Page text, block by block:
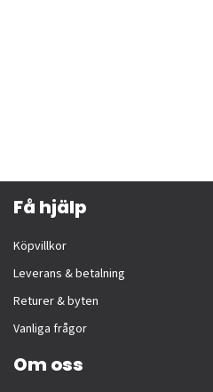
Få hjälp
Köpvillkor
Leverans & betalning
Returer & byten
Vanliga frågor
Om oss